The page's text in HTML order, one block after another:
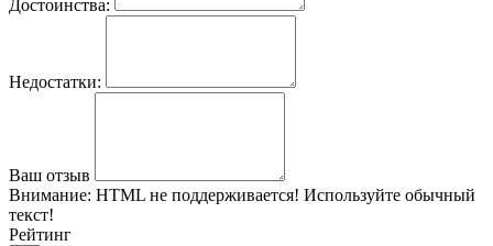
Достоинства:
Недостатки:
Ваш отзыв
Внимание: HTML не поддерживается! Используйте обычный
текст!
Рейтинг